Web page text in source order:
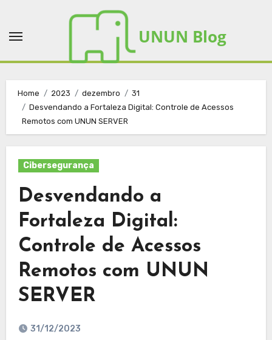
content
UNUN Blog
Home 2023 dezembro
31
Desvendando a Fortaleza Digital: Controle de Acessos
Remotos com UNUN SERVER
Cibersegurança
Desvendando a
Fortaleza Digital:
Controle de Acessos
Remotos com UNUN
SERVER
31/12/2023